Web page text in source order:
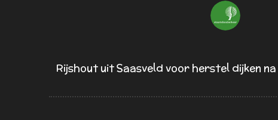
Rijshout uit Saasveld voor herstel dijken